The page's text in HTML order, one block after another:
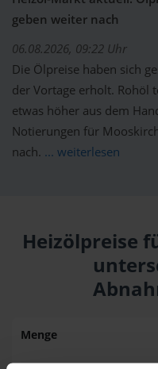
geben weiter nach
06.08.2026, 09:22 Uhr
Die Ölpreise haben sich
der Vortage erholt. Rohöl
etwas höher aus dem
Notierungen für
nach. ... weiterlesen
Heizölpreise
Menge